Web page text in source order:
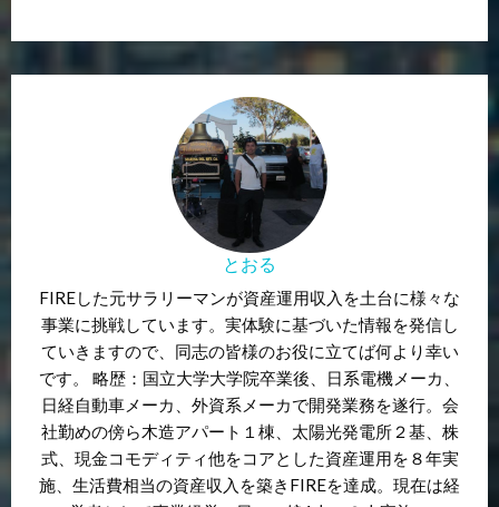
とおる
FIREした元サラリーマンが資産運用収入を土台に様々な
事業に挑戦しています。実体験に基づいた情報を発信し
ていきますので、同志の皆様のお役に立てば何より幸い
です。 略歴：国立大学大学院卒業後、日系電機メーカ、
日経自動車メーカ、外資系メーカで開発業務を遂行。会
社勤めの傍ら木造アパート１棟、太陽光発電所２基、株
式、現金コモディティ他をコアとした資産運用を８年実
施、生活費相当の資産収入を築きFIREを達成。現在は経